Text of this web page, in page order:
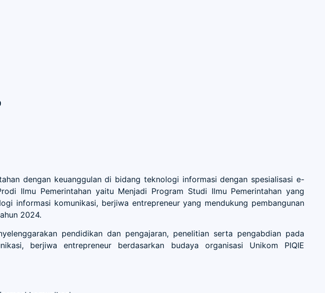
dengan keuanggulan di bidang teknologi informasi dengan spesialisasi e-
Ilmu Pemerintahan yaitu Menjadi Program Studi Ilmu Pemerintahan yang
informasi komunikasi, berjiwa entrepreneur yang mendukung pembangunan
2024.
pendidikan dan pengajaran, penelitian serta pengabdian pada
berjiwa entrepreneur berdasarkan budaya organisasi Unikom PIQIE